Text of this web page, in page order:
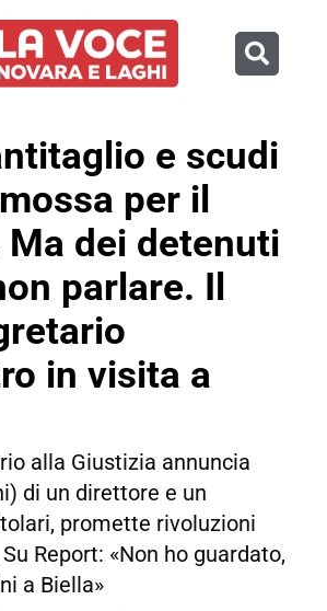
e scudi
per il
Ma dei detenuti
parlare. Il
in visita a
alla Giustizia annuncia
di un direttore e un
promette rivoluzioni
Report: «Non ho guardato,
a Biella»